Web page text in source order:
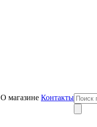
О магазине Контакты